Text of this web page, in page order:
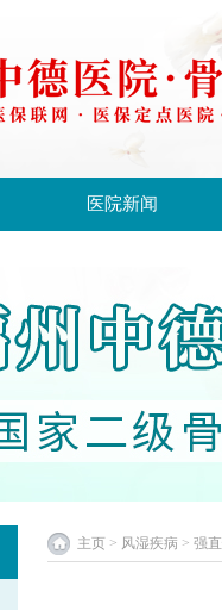
医院新闻
主页 > 风湿疾病 > 强